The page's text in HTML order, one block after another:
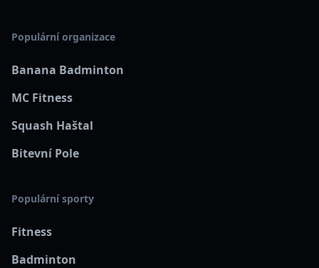
Populární organizace
Banana Badminton
MC Fitness
Squash Haštal
Bitevní Pole
Populární sporty
Fitness
Badminton